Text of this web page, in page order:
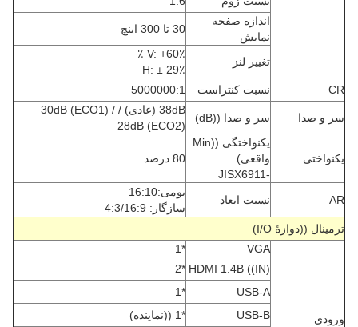
اندازه صفحه
نمایش
30 تا 300 اينچ
تغییر لنز
V: +60٪ ٪
H: ± 29٪
CR
نسبت کنتراست 5000000:1
سر و صدا سر و صدا ((dB)
38dB (عادی) / 30dB (ECO1) /
28dB (ECO2)
یکنواختی
یکنواختگی ((Min
واقعی)
-JISX6911
80 درصد
AR نسبت ابعاد
بومی:16:10
سازگار: 4:3/16:9
ترمینال ((دوازۀ I/O)
ورودی
VGA
*1
HDMI 1.4B ((IN)
*2
USB-A
*1
USB-B
*1 ((نماينده)